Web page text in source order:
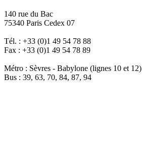
140 rue du Bac
75340 Paris Cedex 07
Tél. : +33 (0)1 49 54 78 88
Fax : +33 (0)1 49 54 78 89
Métro : Sèvres - Babylone (lignes 10 et 12)
Bus : 39, 63, 70, 84, 87, 94